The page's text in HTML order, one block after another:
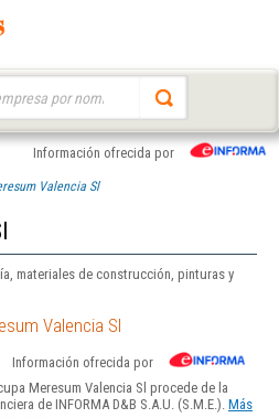
Información ofrecida por
Valencia Sl
materiales de construcción, pinturas y
Valencia Sl
Información ofrecida por
Meresum Valencia Sl procede de la
de INFORMA D&B S.A.U. (S.M.E.). Más